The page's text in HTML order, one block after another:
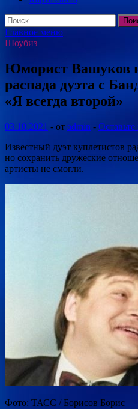
Найти:
Главное меню
Шоубиз
Юморист Вашуков
распада дуэта с
«Я всегда второй»
03.10.2021 - от admin -
Известный дуэт куплетистов
но сохранить дружеские
артисты не смогли.
Фото: ТАСС / Борисов Борис